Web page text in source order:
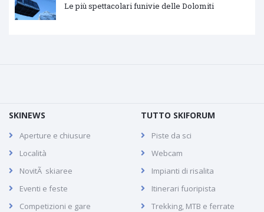
Dolomiti Tipologie impianti di risalita
SKINEWS
Aperture e chiusure
Località
NovitÃ skiaree
Eventi e feste
Competizioni e gare
TUTTO SKIFORUM
Piste da sci
Webcam
Impianti di risalita
Itinerari fuoripista
Trekking, MTB e ferrate